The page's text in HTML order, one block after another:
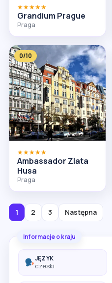
★★★★★
Grandium Prague
Praga
0/10
★★★★★
Ambassador Zlata
Husa
Praga
1 2 3 Następna
Informacje o kraju
JĘZYK
czeski